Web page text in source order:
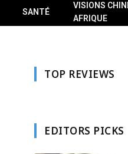
SANTÉ
VISIONS
AFRIQUE
TOP REVIEWS
EDITORS PICKS